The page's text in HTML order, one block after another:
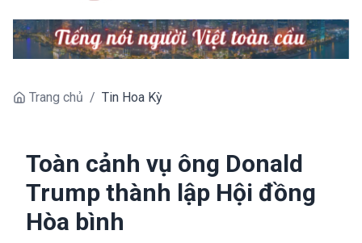
Trang chủ / Tin Hoa Kỳ
Toàn cảnh vụ ông Donald
Trump thành lập Hội đồng
Hòa bình